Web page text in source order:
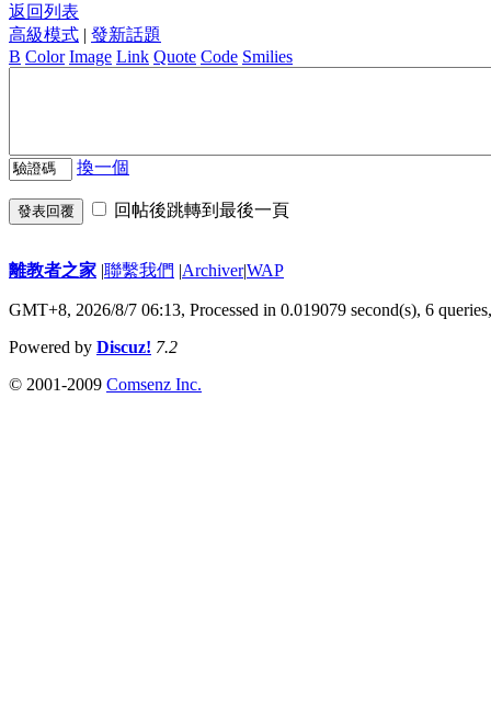
返回列表
高級模式 | 發新話題
B Color Image Link Quote Code Smilies
換一個
發表回覆 回帖後跳轉到最後一頁
離教者之家 |聯繫我們 |Archiver|WAP
GMT+8, 2026/8/7 06:13, Processed in 0.019079 second(s), 6
Powered by Discuz! 7.2
© 2001-2009 Comsenz Inc.